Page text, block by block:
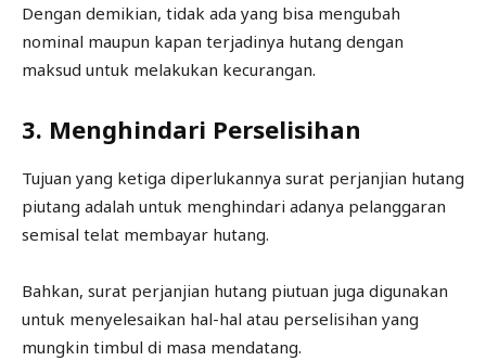
Dengan demikian, tidak ada yang bisa mengubah
nominal maupun kapan terjadinya hutang dengan
maksud untuk melakukan kecurangan.
3. Menghindari Perselisihan
Tujuan yang ketiga diperlukannya surat perjanjian hutang
piutang adalah untuk menghindari adanya pelanggaran
semisal telat membayar hutang.
Bahkan, surat perjanjian hutang piutuan juga digunakan
untuk menyelesaikan hal-hal atau perselisihan yang
mungkin timbul di masa mendatang.